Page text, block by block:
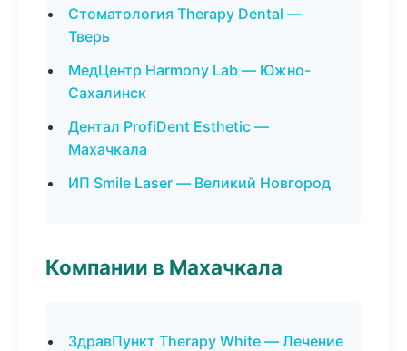
Стоматология Therapy Dental —
Тверь
МедЦентр Harmony Lab — Южно-
Сахалинск
Дентал ProfiDent Esthetic —
Махачкала
ИП Smile Laser — Великий Новгород
Компании в Махачкала
ЗдравПункт Therapy White — Лечение